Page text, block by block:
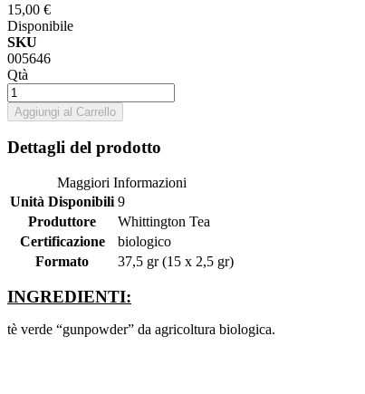
15,00 €
Disponibile
SKU
005646
Qtà
Aggiungi al Carrello
Dettagli del prodotto
Maggiori Informazioni
Unità Disponibili 9
Produttore
Whittington Tea
Certificazione
biologico
Formato
37,5 gr (15 x 2,5 gr)
INGREDIENTI:
tè verde “gunpowder” da agricoltura biologica.